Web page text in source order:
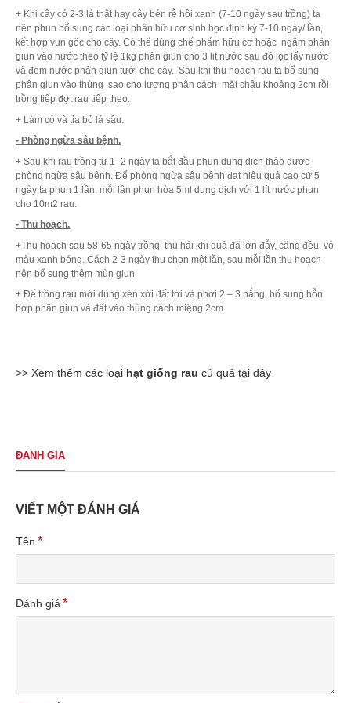
+ Khi cây có 2-3 lá thật hay cây bén rễ hồi xanh (7-10 ngày sau trồng) ta
nên phun bổ sung các loại phân hữu cơ sinh học định kỳ 7-10 ngày/ lần,
kết hợp vun gốc cho cây. Có thể dùng chế phẩm hữu cơ hoặc ngâm phân
giun vào nước theo tỷ lệ 1kg phân giun cho 3 lit nước sau đó lọc lấy nước
và đem nước phân giun tưới cho cây. Sau khi thu hoạch rau ta bổ sung
phân giun vào thùng sao cho lượng phân cách mặt chậu khoảng 2cm rồi
trồng tiếp đợt rau tiếp theo.
+ Làm cỏ và tỉa bỏ lá sâu.
- Phòng ngừa sâu bệnh.
+ Sau khi rau trồng từ 1- 2 ngày ta bắt đầu phun dung dịch thảo dược
phòng ngừa sâu bệnh. Để phòng ngừa sâu bệnh đạt hiệu quả cao cứ 5
ngày ta phun 1 lần, mỗi lần phun hòa 5ml dung dịch với 1 lít nước phun
cho 10m2 rau.
- Thu hoạch.
+Thu hoạch sau 58-65 ngày trồng, thu hái khi quả đã lớn đẫy, căng đều, vỏ
màu xanh bóng. Cách 2-3 ngày thu chọn một lần, sau mỗi lần thu hoạch
nên bổ sung thêm mùn giun.
+ Để trồng rau mới dùng xén xới đất tơi và phơi 2 – 3 nắng, bổ sung hỗn
hợp phân giun và đất vào thùng cách miệng 2cm.
>> Xem thêm các loại hạt giống rau củ quả tại đây
ĐÁNH GIÁ
VIẾT MỘT ĐÁNH GIÁ
Tên
Đánh giá